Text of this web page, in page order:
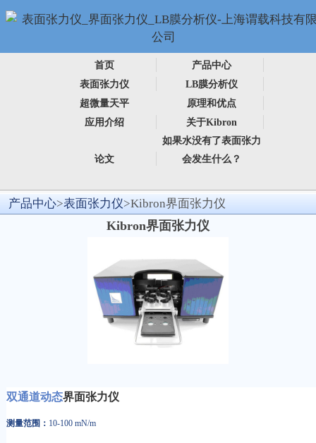
首页
产品中心
表面张力仪
LB膜分析仪
超微量天平
原理和优点
应用介绍
关于Kibron
论文
如果水没有了表面张力
会发生什么？
产品中心>表面张力仪>Kibron界面张力仪
Kibron界面张力仪
双通道动态界面张力仪
测量范围： 10-100 mN/m